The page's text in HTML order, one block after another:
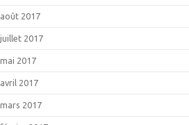
août 2017
juillet 2017
mai 2017
avril 2017
mars 2017